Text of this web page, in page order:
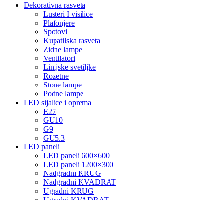
Dekorativna rasveta
Lusteri I visilice
Plafonjere
Spotovi
Kupatilska rasveta
Zidne lampe
Ventilatori
Linijske svetiljke
Rozetne
Stone lampe
Podne lampe
LED sijalice i oprema
E27
GU10
G9
GU5.3
LED paneli
LED paneli 600×600
LED paneli 1200×300
Nadgradni KRUG
Nadgradni KVADRAT
Ugradni KRUG